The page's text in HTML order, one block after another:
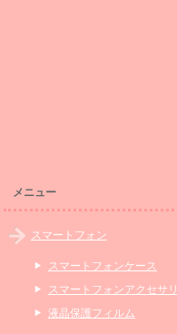
メニュー
スマートフォン
スマートフォンケース
スマートフォンアクセサリ
液晶保護フィルム